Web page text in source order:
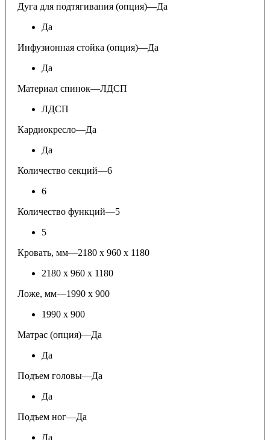
Дуга для подтягивания (опция)—Да
Да
Инфузионная стойка (опция)—Да
Да
Материал спинок—ЛДСП
ЛДСП
Кардиокресло—Да
Да
Количество секций—6
6
Количество функций—5
5
Кровать, мм—2180 х 960 х 1180
2180 х 960 х 1180
Ложе, мм—1990 x 900
1990 x 900
Матрас (опция)—Да
Да
Подъем головы—Да
Да
Подъем ног—Да
Да